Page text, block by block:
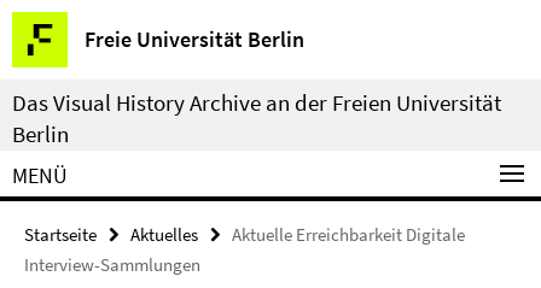
Springe
direkt
zu
Inhalt
Freie Universität Berlin
Service-
Navigation
Das Visual History Archive an der Freien Universität
Berlin
MENÜ
Startseite Aktuelles
Aktuelle Erreichbarkeit Digitale
Interview-Sammlungen